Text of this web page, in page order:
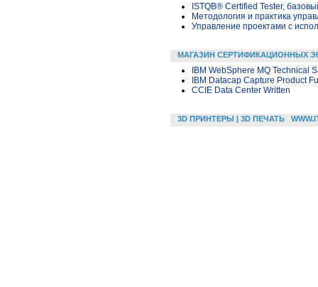
ISTQB® Certified Tester,
Методология и практика
Управление проектами с
МАГАЗИН СЕРТИФИКАЦИОННЫХ
IBM WebSphere MQ Technical
IBM Datacap Capture Product
CCIE Data Center Written
3D ПРИНТЕРЫ | 3D ПЕЧАТЬ